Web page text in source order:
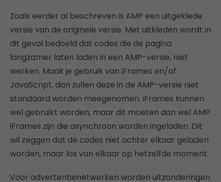
Zoals eerder al beschreven is AMP een uitgeklede
versie van de originele versie. Met uitkleden wordt in
dit geval bedoeld dat codes die de pagina
langzamer laten laden in een AMP-versie, niet
werken. Maak je gebruik van iFrames en/of
JavaScript, dan zullen deze in de AMP-versie niet
standaard worden meegenomen. iFrames kunnen
wel gebruikt worden, maar dit moeten dan wel AMP
iFrames zijn die asynchroon worden ingeladen. Dit
wil zeggen dat de codes niet achter elkaar geladen
worden, maar los van elkaar op hetzelfde moment.
Voor advertentienetwerken worden uitzonderingen